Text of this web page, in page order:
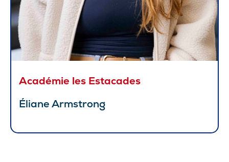
Académie les Estacades
Éliane Armstrong